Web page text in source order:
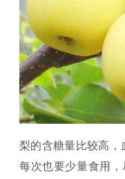
梨的含糖量比较高，
每次也要少量食用